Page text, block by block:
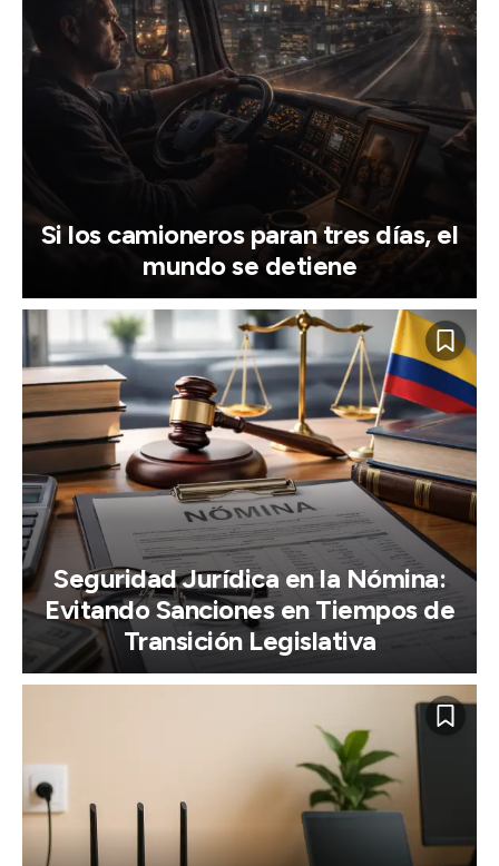
Si los camioneros paran tres días, el
mundo se detiene
Seguridad Jurídica en la Nómina:
Evitando Sanciones en Tiempos de
Transición Legislativa